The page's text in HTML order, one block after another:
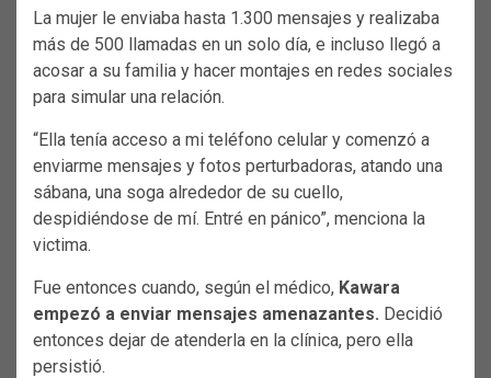
La mujer le enviaba hasta 1.300 mensajes y realizaba
más de 500 llamadas en un solo día, e incluso llegó a
acosar a su familia y hacer montajes en redes sociales
para simular una relación.
“Ella tenía acceso a mi teléfono celular y comenzó a
enviarme mensajes y fotos perturbadoras, atando una
sábana, una soga alrededor de su cuello,
despidiéndose de mí. Entré en pánico”, menciona la
victima.
Fue entonces cuando, según el médico, Kawara
empezó a enviar mensajes amenazantes. Decidió
entonces dejar de atenderla en la clínica, pero ella
persistió.